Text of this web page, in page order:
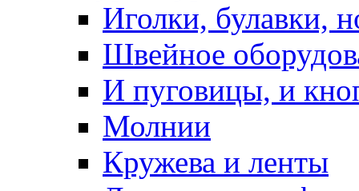
Иголки, булавки,
Швейное
И пуговицы, и
Молнии
Кружева и ленты